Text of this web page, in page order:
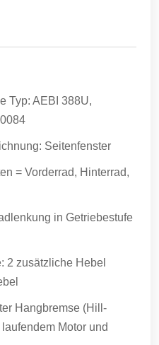
Typ: AEBI 388U,
Seitenfenster
= Vorderrad, Hinterrad,
in Getriebestufe
2 zusätzliche Hebel
Hangbremse (Hill-
Motor und